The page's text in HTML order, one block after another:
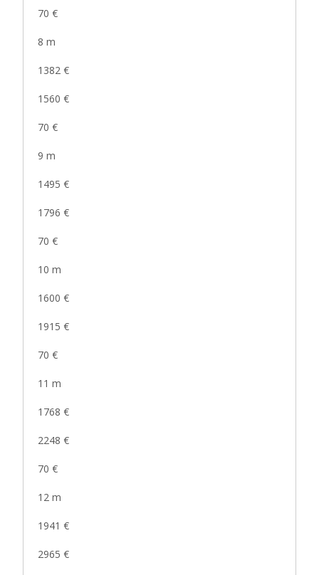
70 €
8 m
1382 €
1560 €
70 €
9 m
1495 €
1796 €
70 €
10 m
1600 €
1915 €
70 €
11 m
1768 €
2248 €
70 €
12 m
1941 €
2965 €